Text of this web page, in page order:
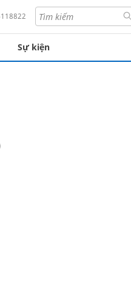
Sự kiện